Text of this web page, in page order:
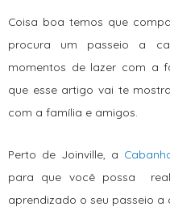
Coisa boa temos que
procura um passeio a
momentos de lazer com a
que esse artigo vai te
com a família e amigos.
Perto de Joinville, a
para que você possa
aprendizado o seu passeio a